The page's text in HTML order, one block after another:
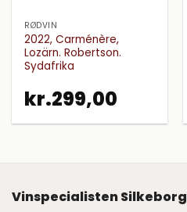
RØDVIN
2022, Carménère,
Lozärn. Robertson.
Sydafrika
kr.299,00
Vinspecialisten Silkeborg